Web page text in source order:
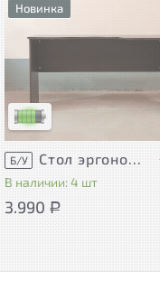
Новинка
У товара присутствуют
эксплуатации, не влияющие
на удобство его
использования
Низкая степень износа
Б/У Стол эргономичный ЛДСП Венге
В наличии: 4 шт
3.990 Р